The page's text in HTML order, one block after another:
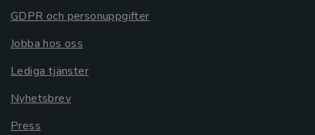
GDPR och personuppgifter
Jobba hos oss
Lediga tjänster
Nyhetsbrev
Press